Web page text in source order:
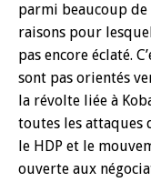
parmi beaucoup de
raisons pour
pas encore éclaté.
sont pas orientés
la révolte liée à
toutes les attaques
le HDP et le
ouverte aux